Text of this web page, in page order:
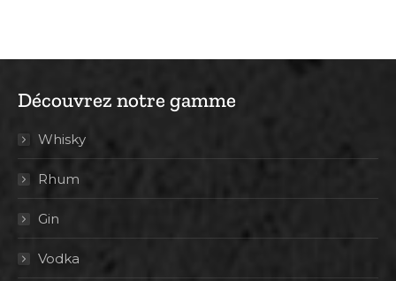
Découvrez notre gamme
Whisky
Rhum
Gin
Vodka